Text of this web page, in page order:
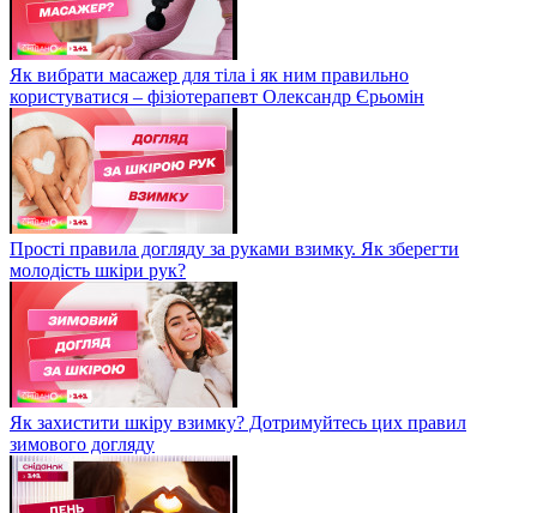
Як вибрати масажер для тіла і як ним правильно
користуватися – фізіотерапевт Олександр Єрьомін
Прості правила догляду за руками взимку. Як зберегти
молодість шкіри рук?
Як захистити шкіру взимку? Дотримуйтесь цих правил
зимового догляду